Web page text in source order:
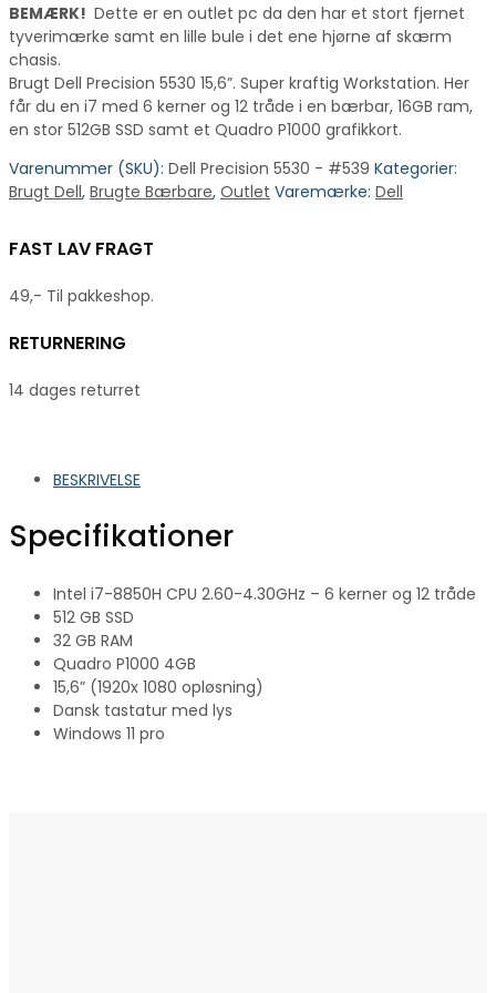
BEMÆRK! Dette er en outlet pc da den har et stort fjernet
tyverimærke samt en lille bule i det ene hjørne af skærm
chasis.
Brugt Dell Precision 5530 15,6”. Super kraftig Workstation. Her
får du en i7 med 6 kerner og 12 tråde i en bærbar, 16GB ram,
en stor 512GB SSD samt et Quadro P1000 grafikkort.
Varenummer (SKU): Dell Precision 5530 - #539 Kategorier:
Brugt Dell, Brugte Bærbare, Outlet Varemærke: Dell
FAST LAV FRAGT
49,- Til pakkeshop.
RETURNERING
14 dages returret
BESKRIVELSE
Specifikationer
Intel i7-8850H CPU 2.60-4.30GHz – 6 kerner og 12 tråde
512 GB SSD
32 GB RAM
Quadro P1000 4GB
15,6” (1920x 1080 opløsning)
Dansk tastatur med lys
Windows 11 pro